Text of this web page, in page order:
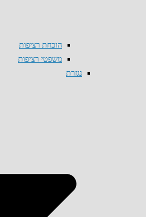
הוכחת רציפות
משפטי רציפות
נגזרת